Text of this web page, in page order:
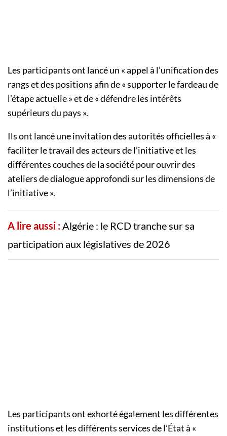
Les participants ont lancé un « appel à l’unification des
rangs et des positions afin de « supporter le fardeau de
l’étape actuelle » et de « défendre les intérêts
supérieurs du pays ».
Ils ont lancé une invitation des autorités officielles à «
faciliter le travail des acteurs de l’initiative et les
différentes couches de la société pour ouvrir des
ateliers de dialogue approfondi sur les dimensions de
l’initiative ».
A lire aussi :Algérie : le RCD tranche sur sa
participation aux législatives de 2026
Les participants ont exhorté également les différentes
institutions et les différents services de l’État à «